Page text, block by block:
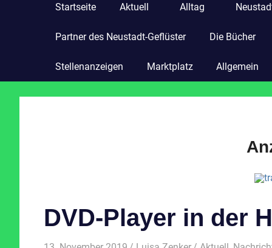
Startseite Aktuell Alltag
Partner des Neustadt-Geflüster Die Bücher
Stellenanzeigen Marktplatz Allgemein
DVD-Player in der